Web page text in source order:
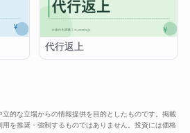
代行返上
的な立場からの情報提供を目的としたものです。掲載
用を推奨・強制するものではありません。投資には価格